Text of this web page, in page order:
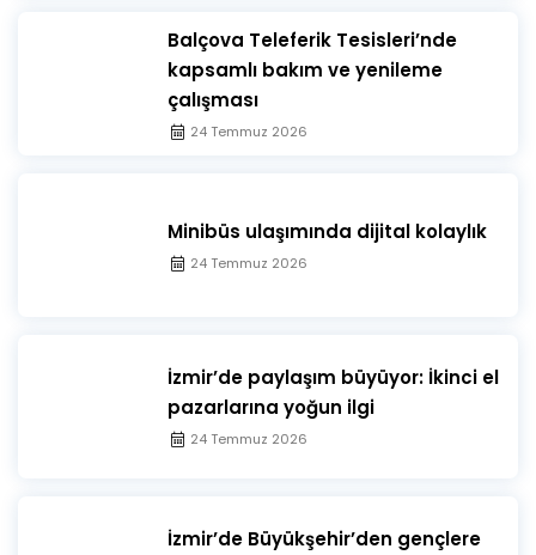
​Balçova Teleferik Tesisleri’nde
kapsamlı bakım ve yenileme
çalışması
24 Temmuz 2026
Minibüs ulaşımında dijital kolaylık
24 Temmuz 2026
İzmir’de paylaşım büyüyor: İkinci el
pazarlarına yoğun ilgi
24 Temmuz 2026
İzmir’de Büyükşehir’den gençlere